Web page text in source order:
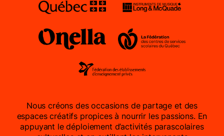
Nous créons des occasions de partage et des
espaces créatifs propices à nourrir les passions. En
appuyant le déploiement d’activités parascolaires